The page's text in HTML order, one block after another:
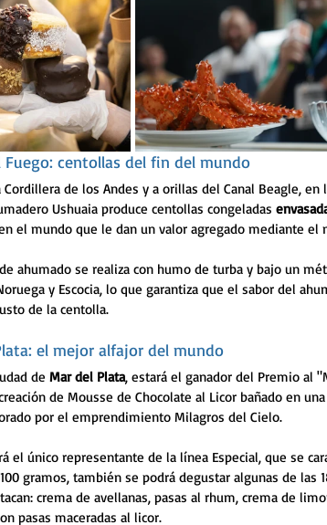
Fuego: centollas del fin del mundo
de los Andes y a orillas del Canal Beagle, en
Ushuaia produce centollas congeladas
el mundo que le dan un valor agregado mediante el
ahumado se realiza con humo de turba y bajo un
y Escocia, lo que garantiza que el sabor del
de la centolla.
el mejor alfajor del mundo
de Mar del Plata, estará el ganador del Premio al
de Mousse de Chocolate al Licor bañado en
por el emprendimiento Milagros del Cielo.
el único representante de la línea Especial, que se
gramos, también se podrá degustar algunas de las
crema de avellanas, pasas al rhum, crema de
pasas maceradas al licor.